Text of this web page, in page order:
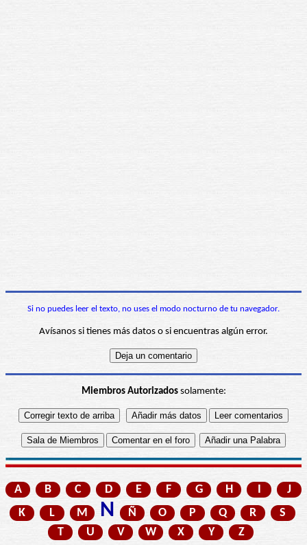
Si no puedes leer el texto, no uses el modo nocturno de tu navegador.
Avísanos si tienes más datos o si encuentras algún error.
Miembros Autorizadossolamente:
A B C D E F G H I
J
K
L M N Ñ O P Q R
S
T
U V W X Y Z